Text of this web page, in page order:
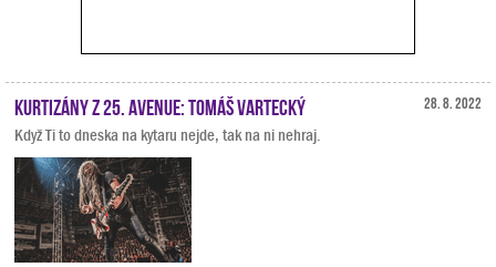
28. 8. 2022
Kurtizány z 25. Avenue: Tomáš Vartecký
Když Ti to dneska na kytaru nejde, tak na ni nehraj.